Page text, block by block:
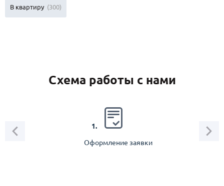
В квартиру (300)
Схема работы с нами
1.
Оформление заявки